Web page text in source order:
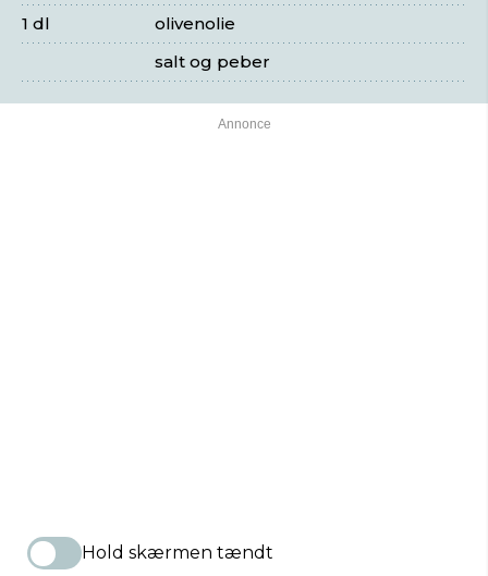
olivenolie
1 dl
salt og peber
Hold skærmen tændt